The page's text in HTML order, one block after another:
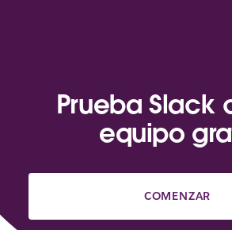
Prueba Slack
equipo
COMENZAR